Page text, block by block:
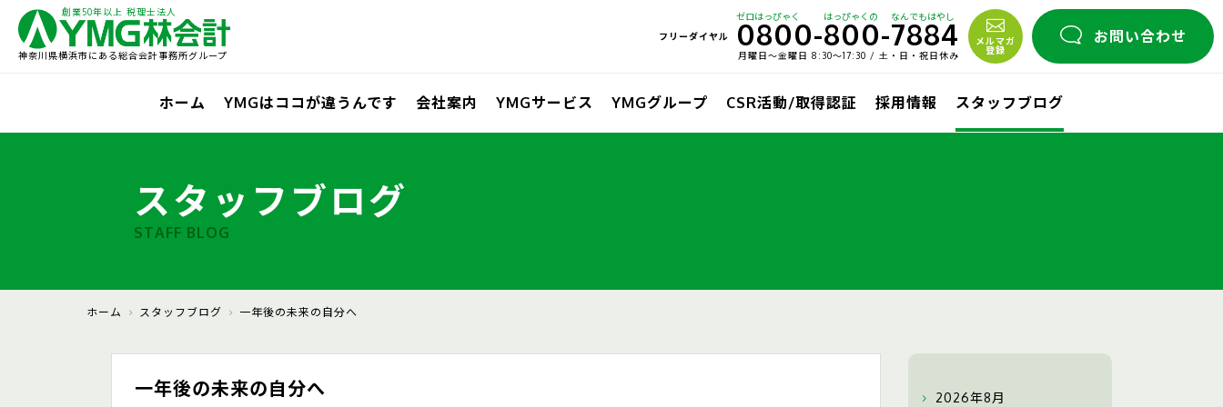
創業50年以上 税理士法人
神奈川県横浜市にある総合会計事務所グループ
フリーダイヤル 0800
ゼロはっぴゃく -800
はっぴゃくの -7884
なんでもはやし
月曜日〜金曜日 8:30〜17:30 / 土・日・祝日休み
メルマガ
登録
お問い合わせ
ホーム YMGはココが違うんです 会社案内 YMGサービス YMGグループ CSR活動/取得認証 採用情報 スタッフブログ
スタッフブログ
STAFF BLOG
ホーム スタッフブログ 一年後の未来の自分へ
2026年8月
一年後の未来の自分へ